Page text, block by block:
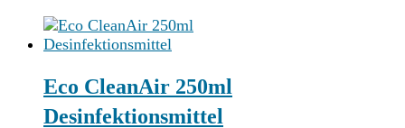
Eco CleanAir 250ml
Desinfektionsmittel